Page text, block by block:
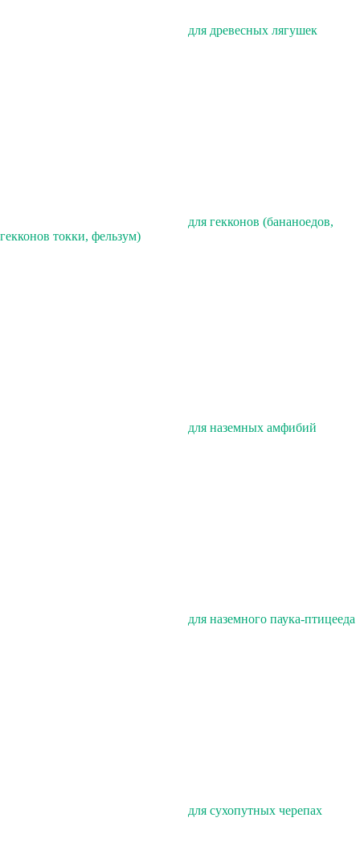
для древесных лягушек
для гекконов (бананоедов,
гекконов токки, фельзум)
для наземных амфибий
для наземного паука-птицееда
для сухопутных черепах